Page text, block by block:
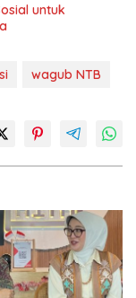
untuk
wagub NTB